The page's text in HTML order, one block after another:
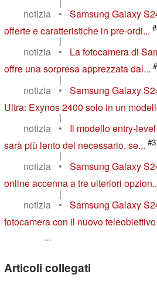
|
notizia
•
Samsung Galaxy
offerte e caratteristiche in pre-ordi...
|
notizia
•
La fotocamera di
offre una sorpresa apprezzata dal...
|
notizia
•
Samsung Galaxy
Ultra: Exynos 2400 solo in un
|
notizia
•
Il modello entry-
sarà più lento del necessario, se... #3
|
notizia
•
Samsung Galaxy
online accenna a tre ulteriori
|
notizia
•
Samsung Galaxy
fotocamera con il nuovo teleobiettivo
...
Articoli collegati